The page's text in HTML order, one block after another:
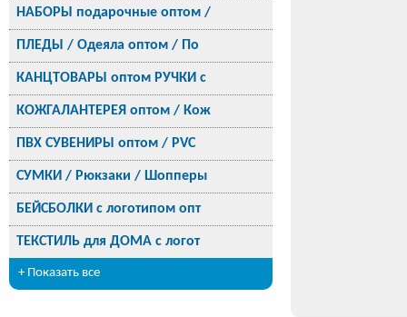
НАБОРЫ подарочные оптом /
ПЛЕДЫ / Одеяла оптом / По
КАНЦТОВАРЫ оптом РУЧКИ с
КОЖГАЛАНТЕРЕЯ оптом / Кож
ПВХ СУВЕНИРЫ оптом / PVC
СУМКИ / Рюкзаки / Шопперы
БЕЙСБОЛКИ с логотипом опт
ТЕКСТИЛЬ для ДОМА с логот
+ Показать все